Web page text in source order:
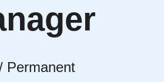
Permanent